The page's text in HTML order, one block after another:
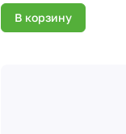
В корзину